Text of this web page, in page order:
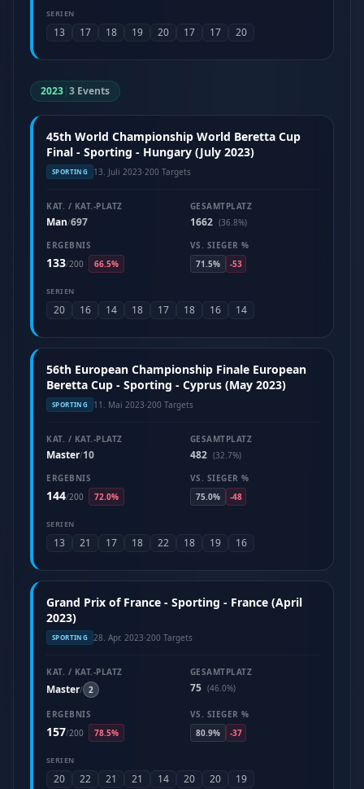
SERIEN
13 17 18 19 20 17 17 20
2023|3 Events
45th World Championship World Beretta Cup
Final - Sporting - Hungary (July 2023)
SPORTING 13. Juli 2023·200 Targets
KAT. / KAT.-PLATZ
Man/697
GESAMTPLATZ
1662 (36.8%)
ERGEBNIS
133/200 66.5%
VS. SIEGER %
71.5%
-53
SERIEN
20 16 14 18 17 18 16 14
56th European Championship Finale European
Beretta Cup - Sporting - Cyprus (May 2023)
SPORTING 11. Mai 2023·200 Targets
KAT. / KAT.-PLATZ
Master/10
GESAMTPLATZ
482 (32.7%)
ERGEBNIS
144/200 72.0%
VS. SIEGER %
75.0%
-48
SERIEN
13 21 17 18 22 18 19 16
Grand Prix of France - Sporting - France (April
2023)
SPORTING 28. Apr. 2023·200 Targets
KAT. / KAT.-PLATZ
Master/ 2
GESAMTPLATZ
75 (46.0%)
ERGEBNIS
157/200 78.5%
VS. SIEGER %
80.9%
-37
SERIEN
20 22 21 21 14 20 20 19